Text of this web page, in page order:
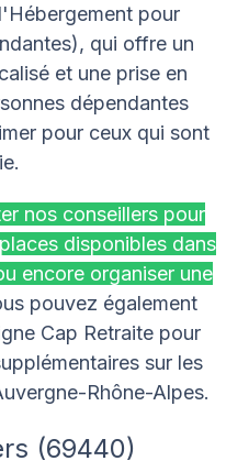
pour
qui offre un
et une prise en
dépendantes
pour ceux qui sont
nos conseillers pour
disponibles dans
encore organiser une
pouvez également
Cap Retraite pour
sur les
Rhône-Alpes.
(69440)